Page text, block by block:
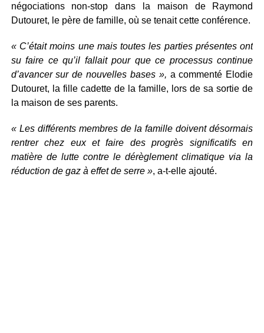
négociations non-stop dans la maison de Raymond
Dutouret, le père de famille, où se tenait cette conférence.
« C’était moins une mais toutes les parties présentes ont
su faire ce qu’il fallait pour que ce processus continue
d’avancer sur de nouvelles bases », a commenté Elodie
Dutouret, la fille cadette de la famille, lors de sa sortie de
la maison de ses parents.
« Les différents membres de la famille doivent désormais
rentrer chez eux et faire des progrès significatifs en
matière de lutte contre le dérèglement climatique via la
réduction de gaz à effet de serre », a-t-elle ajouté.